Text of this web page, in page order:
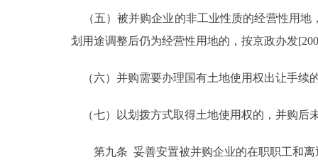
（五）被并购企业的非工业性质的经营性用地
划用途调整后仍为经营性用地的，按京政办发
（六）并购需要办理国有土地使用权出让手续
（七）以划拨方式取得土地使用权的，并购后
第九条 妥善安置被并购企业的在职职工和离